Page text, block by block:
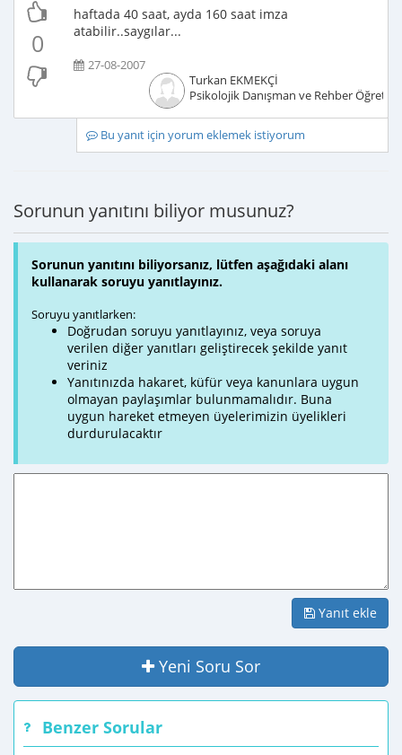
0
haftada 40 saat, ayda 160 saat imza
atabilir..saygılar...
27-08-2007
Turkan EKMEKÇİ
Psikolojik Danışman ve Rehber
Bu yanıt için yorum eklemek istiyorum
Sorunun yanıtını biliyor musunuz?
Sorunun yanıtını biliyorsanız, lütfen aşağıdaki alanı
kullanarak soruyu yanıtlayınız.
Soruyu yanıtlarken:
Doğrudan soruyu yanıtlayınız, veya soruya
verilen diğer yanıtları geliştirecek şekilde yanıt
veriniz
Yanıtınızda hakaret, küfür veya kanunlara uygun
olmayan paylaşımlar bulunmamalıdır. Buna
uygun hareket etmeyen üyelerimizin üyelikleri
durdurulacaktır
Yanıt ekle
Yeni Soru Sor
Benzer Sorular